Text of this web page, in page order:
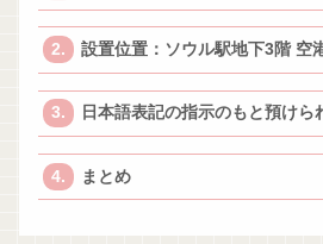
設置位置：ソウル駅地下3階 空
日本語表記の指示のもと預けら
まとめ